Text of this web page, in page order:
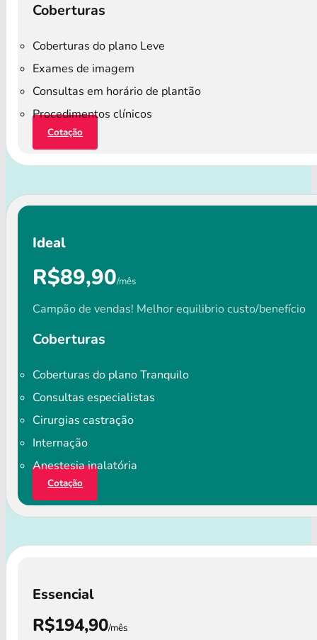
Coberturas
Coberturas do plano Leve
Exames de imagem
Consultas em horário de plantão
Procedimentos clínicos
Cotação
Ideal
R$89,90/mês
Campão de vendas! Melhor equilibrio custo/benefício
Coberturas
Coberturas do plano Tranquilo
Consultas especialistas
Cirurgias castração
Internação
Anestesia inalatória
Cotação
Essencial
R$194,90/mês